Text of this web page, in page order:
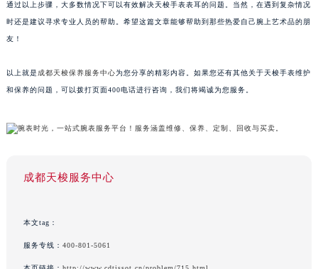
通过以上步骤，大多数情况下可以有效解决天梭手表表耳的问题。当然，在遇到复杂情况
时还是建议寻求专业人员的帮助。希望这篇文章能够帮助到那些热爱自己腕上艺术品的朋
友！
以上就是 成都天梭保养服务中心为您分享的精彩内容。如果您还有其他关于天梭手表维护
和保养的问题，可以拨打页面400电话进行咨询，我们将竭诚为您服务。
成都天梭服务中心
本文tag：
服务专线： 400-801-5061